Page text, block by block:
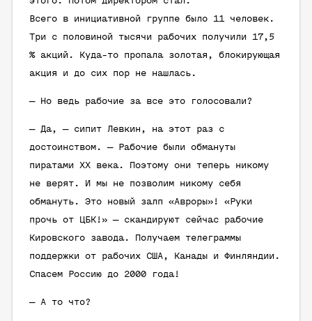
Всего в инициативной группе было 11 человек.
Три с половиной тысячи рабочих получили 17,5
% акций. Куда-то пропала золотая, блокирующая
акция и до сих пор не нашлась.
— Но ведь рабочие за все это голосовали?
— Да, — сипит Левкин, на этот раз с
достоинством. — Рабочие были обмануты
пиратами XX века. Поэтому они теперь никому
не верят. И мы не позволим никому себя
обмануть. Это новый залп «Авроры»! «Руки
прочь от ЦБК!» — скандируют сейчас рабочие
Кировского завода. Получаем телеграммы
поддержки от рабочих США, Канады и Финляндии.
Спасем Россию до 2000 года!
— А то что?